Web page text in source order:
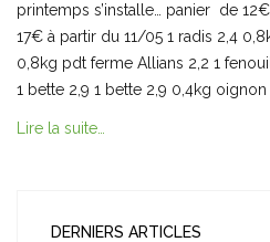
printemps s’installe… panier de
17€ à partir du 11/05 1 radis 2,4
0,8kg pdt ferme Allians 2,2 1
1 bette 2,9 1 bette 2,9 0,4kg oignon
Lire la suite…
DERNIERS ARTICLES